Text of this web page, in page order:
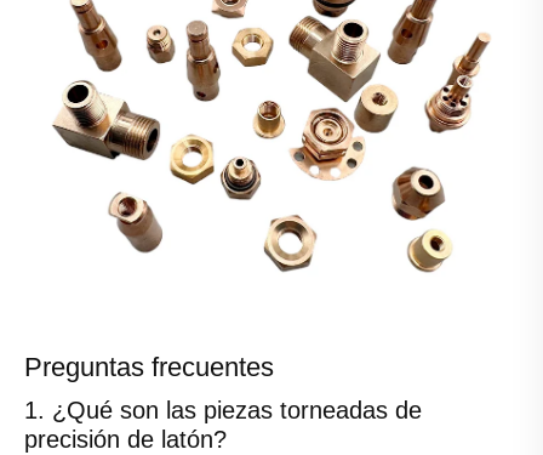
Preguntas frecuentes
1. ¿Qué son las piezas torneadas de
precisión de latón?